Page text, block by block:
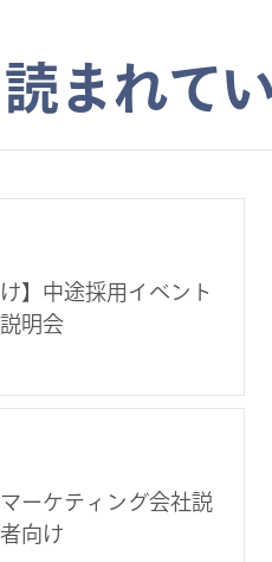
まれて
】中途採用イベント
明会
ーケティング会社説
向け